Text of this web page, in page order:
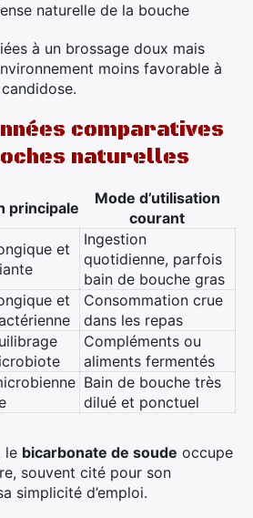
naturelle de la bouche
à un brossage doux mais
moins favorable à
comparatives
naturelles
principale
Mode d’utilisation
courant
et
Ingestion
quotidienne, parfois
bain de bouche gras
et
Consommation crue
dans les repas
Compléments ou
aliments fermentés
Bain de bouche très
dilué et ponctuel
le bicarbonate de soude occupe
souvent cité pour son
simplicité d’emploi.